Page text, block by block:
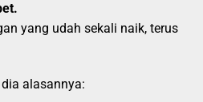
yang udah sekali naik, terus
alasannya: